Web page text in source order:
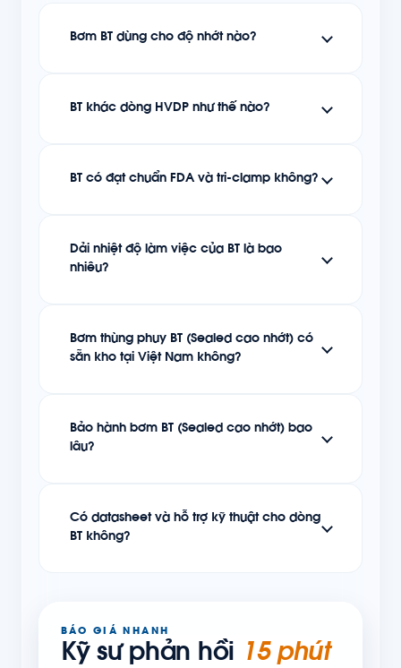
Bơm BT dùng cho độ nhớt nào?
BT khác dòng HVDP như thế nào?
BT có đạt chuẩn FDA và tri-clamp không?
Dải nhiệt độ làm việc của BT là bao
nhiêu?
Bơm thùng phuy BT (Sealed cao nhớt) có
sẵn kho tại Việt Nam không?
Bảo hành bơm BT (Sealed cao nhớt) bao
lâu?
Có datasheet và hỗ trợ kỹ thuật cho dòng
BT không?
BÁO GIÁ NHANH
Kỹ sư phản hồi 15 phút